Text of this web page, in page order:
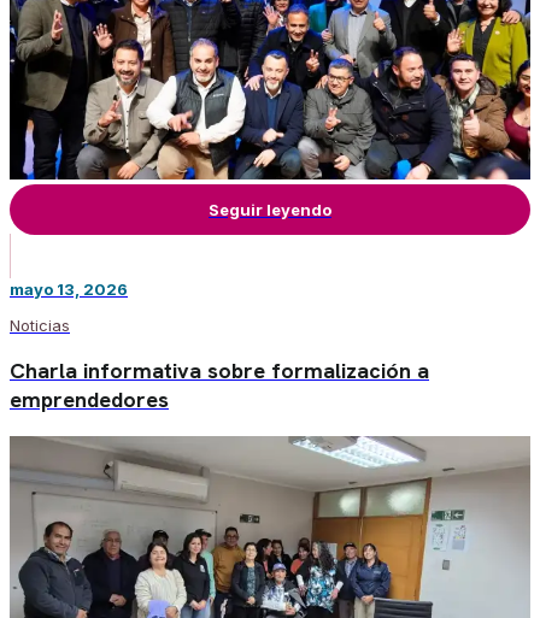
Seguir leyendo
mayo 13, 2026
Noticias
Charla informativa sobre formalización a
emprendedores